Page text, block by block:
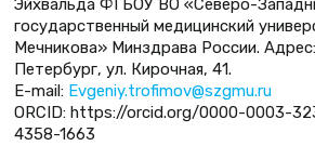
Эйхвальда ФГБОУ ВО «Северо-
государственный медицинский
Мечникова» Минздрава России.
Петербург, ул. Кирочная, 41.
E-mail: Evgeniy.trofimov@szgmu.ru
ORCID: https://orcid.org/0000-0003-
4358-1663